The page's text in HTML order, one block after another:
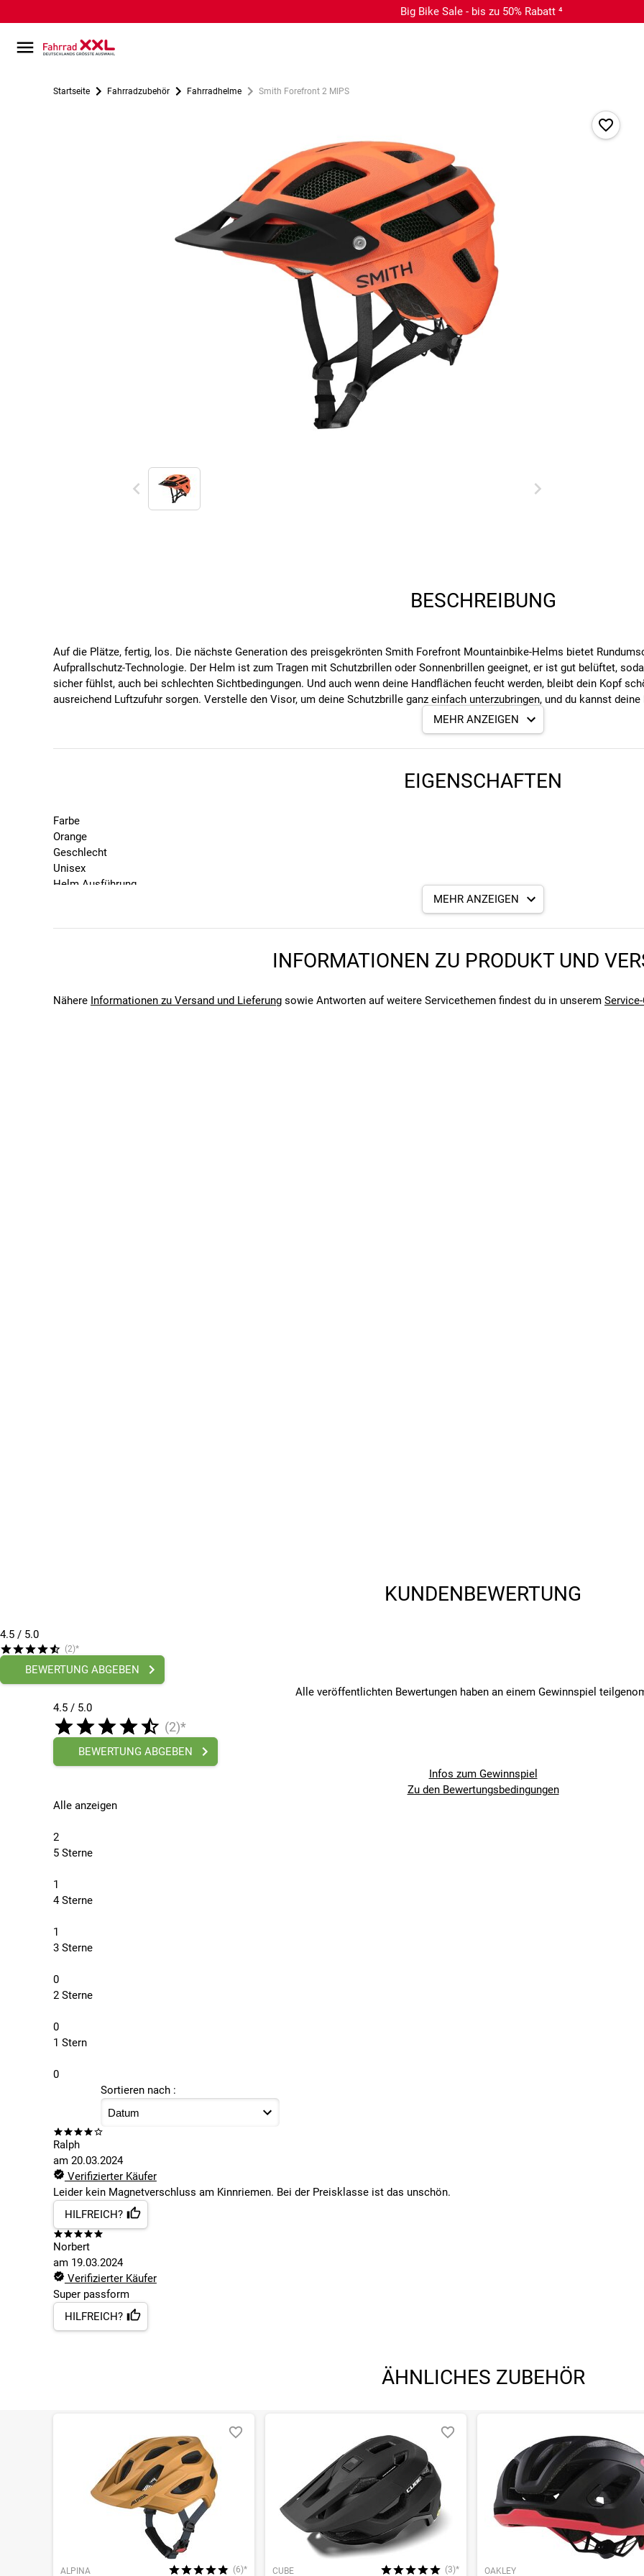
Big Bike Sale - bis zu 50% Rabatt ⁴
Startseite Fahrradzubehör Fahrradhelme Smith Forefront 2 MIPS
BESCHREIBUNG
Auf die Plätze, fertig, los. Die nächste Generation des preisgekrönten Smith Forefront Mountainbike-Helms bietet
Aufprallschutz-Technologie. Der Helm ist zum Tragen mit Schutzbrillen oder Sonnenbrillen geeignet, er ist gut belüftet,
sicher fühlst, auch bei schlechten Sichtbedingungen. Und auch wenn deine Handflächen feucht werden, bleibt dein Kopf
ausreichend Luftzufuhr sorgen. Verstelle den Visor, um deine Schutzbrille ganz einfach unterzubringen, und du kannst
Koroyd: diese leichte Wabenstruktur fungiert als Knautschzone beim Sturz und absorbiert so jede Menge Energie
Vaporfit Einstellungssystem
20 Lüftungsöffnungen
Neigbares Schild
antibakterielles XT2 Polster
MEHR ANZEIGEN
EIGENSCHAFTEN
Farbe
Orange
Geschlecht
Unisex
Helm Ausführung
51, 52, 53, 54, 55
Aktion
Bitte beachte, dass es zu Abweichungen zwischen den angegebenen- und den verbauten Komponenten bei Fahrrädern
MEHR ANZEIGEN
INFORMATIONEN ZU PRODUKT UND
Nähere Informationen zu Versand und Lieferungsowie Antworten auf weitere Servicethemen findest du in unserem
KUNDENBEWERTUNG
4.5 / 5.0
(2)*
BEWERTUNG ABGEBEN
Alle veröffentlichten Bewertungen haben an einem Gewinnspiel
4.5 / 5.0
(2)*
BEWERTUNG ABGEBEN
Infos zum Gewinnspiel
Zu den Bewertungsbedingungen
Alle anzeigen
2
5 Sterne
1
4 Sterne
1
3 Sterne
0
2 Sterne
0
1 Stern
0
Sortieren nach :
Ralph
am 20.03.2024
Verifizierter Käufer
Leider kein Magnetverschluss am Kinnriemen. Bei der Preisklasse ist das unschön.
HILFREICH?
Norbert
am 19.03.2024
Verifizierter Käufer
Super passform
HILFREICH?
ÄHNLICHES ZUBEHÖR
ALPINA (6)* CUBE (3)* OAKLEY